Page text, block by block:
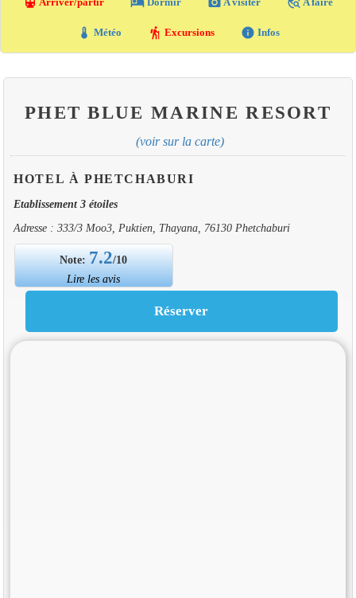
thermostat Météo hiking Excursions info Infos
PHET BLUE MARINE RESORT
(voir sur la carte)
HOTEL À PHETCHABURI
Etablissement 3 étoiles
Adresse : 333/3 Moo3, Puktien, Thayana, 76130 Phetchaburi
Note: 7.2/10
Lire les avis